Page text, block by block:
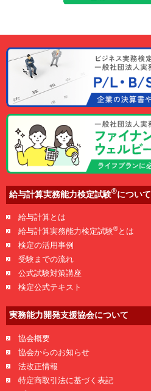
給与計算実務能力検定試験®について
給与計算とは
給与計算実務能力検定試験®とは
検定の活用事例
受験までの流れ
公式試験対策講座
検定公式テキスト
実務能力開発支援協会について
協会概要
協会からのお知らせ
法改正情報
特定商取引法に基づく表記